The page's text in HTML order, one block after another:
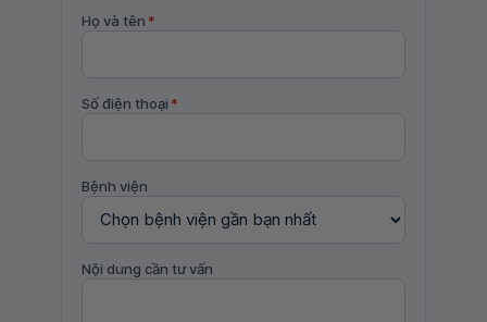
Họ và tên *
Số điện thoại *
Bệnh viện
Nội dung cần tư vấn